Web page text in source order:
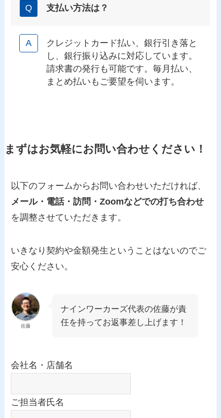
支払い方法は？
クレジットカード払い、銀行引き落と
し、銀行振り込みに対応しています。
請求書の発行も可能です。毎月払い、
まとめ払いもご要望を伺います。
まずはお気軽にお問い合わせください！
以下のフォームからお問い合わせいただければ、
メール・電話・訪問・Zoomなどでの打ち合わせ
を調整させていただきます。
いきなり契約や金額発生ということはないのでご
安心ください。
佐藤
ナインワーカーズ代表の佐藤が責
任を持ってお返事差し上げます！
会社名・店舗名
ご担当者氏名